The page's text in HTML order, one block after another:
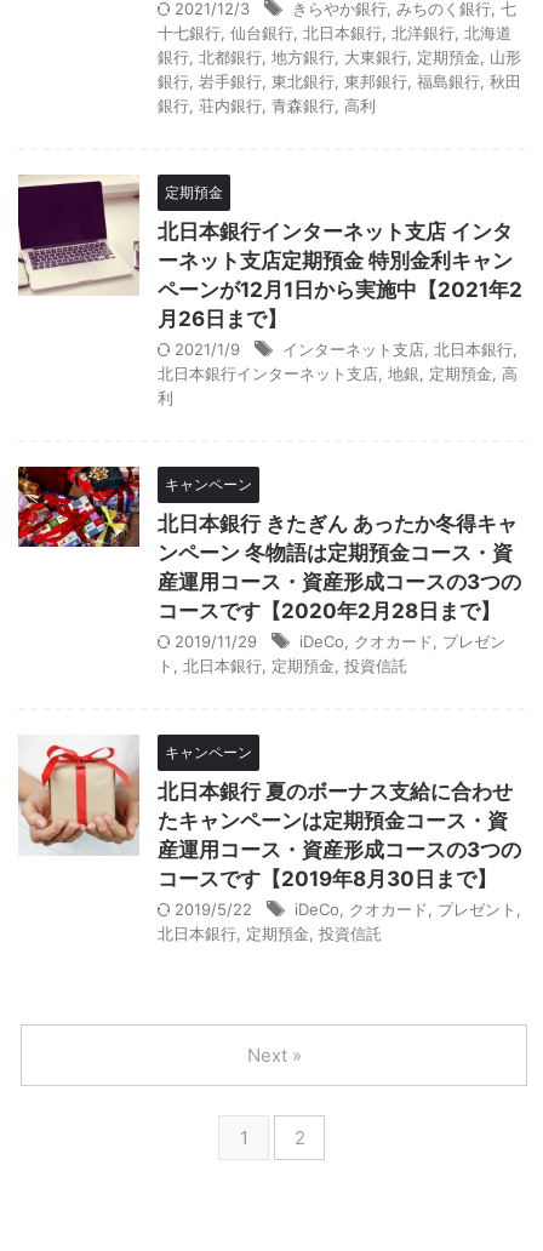
2021/12/3 きらやか銀行 みちのく銀行 七
十七銀行 仙台銀行 北日本銀行 北洋銀行 北海道
銀行 北都銀行 地方銀行 大東銀行 定期預金
山形
銀行 岩手銀行 東北銀行 東邦銀行 福島銀行 秋田
銀行 荘内銀行 青森銀行 高利
定期預金
北日本銀行インターネット支店 インタ
ーネット支店定期預金 特別金利キャン
ペーンが12月1日から実施中【2021年2
月26日まで】
2021/1/9 インターネット支店 北日本銀行
北日本銀行インターネット支店 地銀 定期預金 高
利
キャンペーン
北日本銀行 きたぎん あったか冬得キャ
ンペーン 冬物語は定期預金コース・資
産運用コース・資産形成コースの3つの
コースです【2020年2月28日まで】
2019/11/29 iDeCo クオカード
プレゼン
ト
北日本銀行 定期預金 投資信託
キャンペーン
北日本銀行 夏のボーナス支給に合わせ
たキャンペーンは定期預金コース・資
産運用コース・資産形成コースの3つの
コースです【2019年8月30日まで】
2019/5/22 iDeCo クオカード プレゼント
北日本銀行 定期預金 投資信託
1 2
Next »